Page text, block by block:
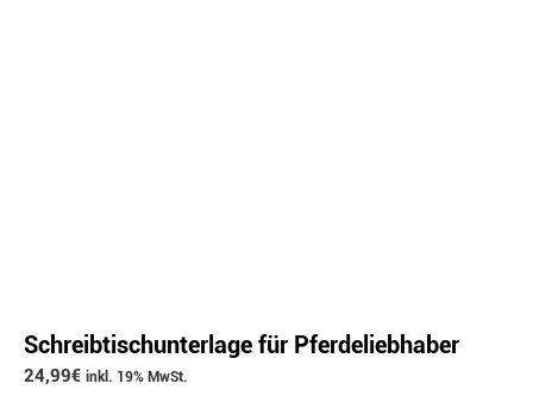
Schreibtischunterlage für Pferdeliebhaber
24,99€ inkl. 19% MwSt.